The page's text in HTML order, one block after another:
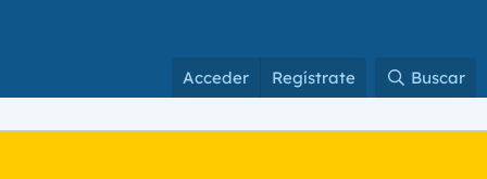
Acceder Regístrate Buscar